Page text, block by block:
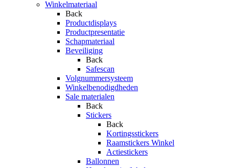
Winkelmateriaal
Back
Productdisplays
Productpresentatie
Schapmateriaal
Beveiliging
Back
Safescan
Volgnummersysteem
Winkelbenodigdheden
Sale materialen
Back
Stickers
Back
Kortingsstickers
Raamstickers Winkel
Actiestickers
Ballonnen